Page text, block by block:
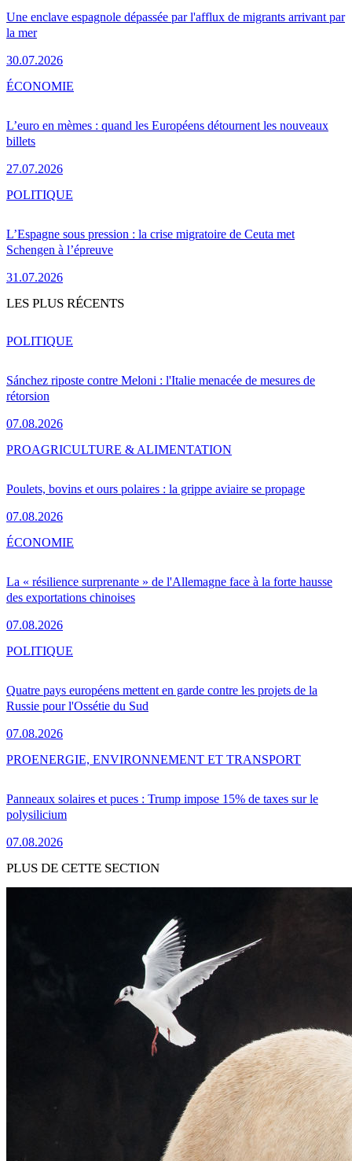
Une enclave espagnole dépassée par l'afflux de migrants arrivant par
la mer
30.07.2026
L’euro en mèmes : quand les Européens détournent les nouveaux
billets
27.07.2026
ÉCONOMIE
L’Espagne sous pression : la crise migratoire de Ceuta met
Schengen à l’épreuve
31.07.2026
POLITIQUE
LES PLUS RÉCENTS
Sánchez riposte contre Meloni : l'Italie menacée de mesures de
rétorsion
07.08.2026
POLITIQUE
Poulets, bovins et ours polaires : la grippe aviaire se propage
07.08.2026
PROAGRICULTURE & ALIMENTATION
La « résilience surprenante » de l'Allemagne face à la forte hausse
des exportations chinoises
07.08.2026
ÉCONOMIE
Quatre pays européens mettent en garde contre les projets de la
Russie pour l'Ossétie du Sud
07.08.2026
POLITIQUE
Panneaux solaires et puces : Trump impose 15% de taxes sur le
polysilicium
07.08.2026
PROENERGIE, ENVIRONNEMENT ET TRANSPORT
PLUS DE CETTE SECTION